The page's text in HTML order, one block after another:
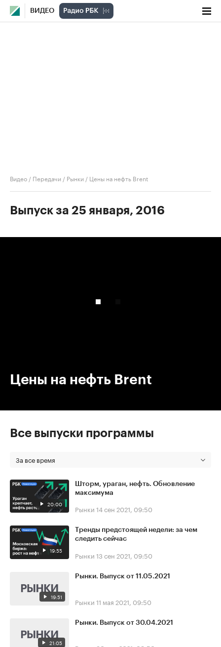
ВИДЕО
Видео / Передачи / Рынки / Цены на нефть Brent
Выпуск за 25 января, 2016
Цены на нефть Brent
Все выпуски программы
За все время
20:00
Шторм, ураган, нефть. Обновление
максимума
Рынки 14 сен 2021, 09:50
19:55
Тренды предстоящей недели: за чем
следить сейчас
Рынки 13 сен 2021, 09:50
19:51
Рынки. Выпуск от 11.05.2021
Рынки 11 мая 2021, 09:50
21:05
Рынки. Выпуск от 30.04.2021